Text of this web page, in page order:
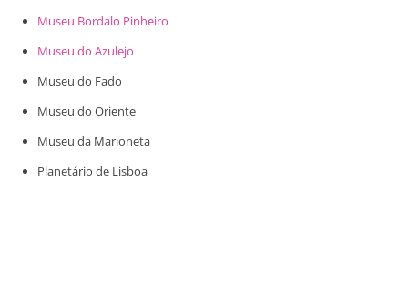
Museu Bordalo Pinheiro
Museu do Azulejo
Museu do Fado
Museu do Oriente
Museu da Marioneta
Planetário de Lisboa